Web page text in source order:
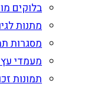
בלוקים
מתנות
מסגרות
מעמדי
תמונות